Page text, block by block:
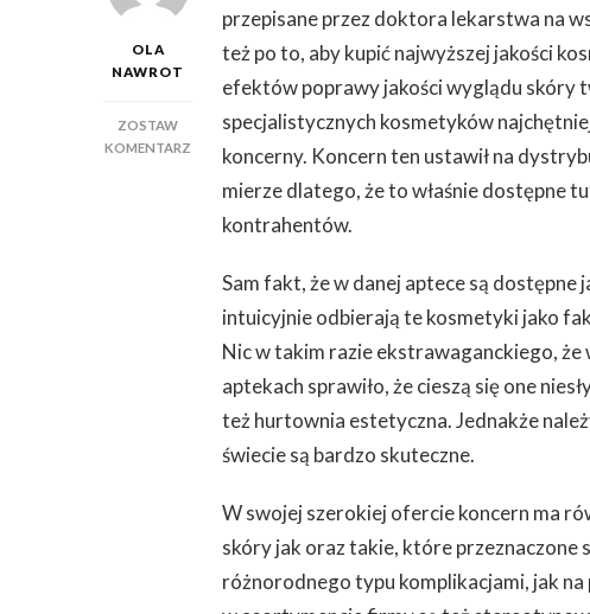
OLA
NAWROT
ZOSTAW
KOMENTARZ
KOSMETYKI
PREPARATY
ESTETYCZNEJ
przepisane przez doktora lekarstwa na
też po to, aby kupić najwyższej jakości
efektów poprawy jakości wyglądu skóry
specjalistycznych kosmetyków
koncerny. Koncern ten ustawił na
mierze dlatego, że to właśnie dostępne
kontrahentów.
Sam fakt, że w danej aptece są
intuicyjnie odbierają te kosmetyki jako
Nic w takim razie ekstrawaganckiego,
aptekach sprawiło, że cieszą się one
też hurtownia estetyczna. Jednakże
świecie są bardzo skuteczne.
W swojej szerokiej ofercie koncern ma
skóry jak oraz takie, które przeznaczone
różnorodnego typu komplikacjami, jak na